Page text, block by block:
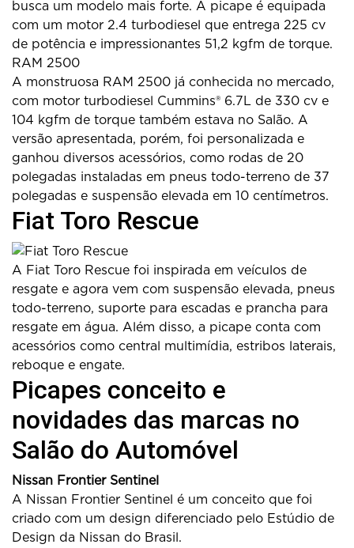
busca um modelo mais forte. A picape é equipada
com um motor 2.4 turbodiesel que entrega 225 cv
de potência e impressionantes 51,2 kgfm de torque.
RAM 2500
A monstruosa RAM 2500 já conhecida no mercado,
com motor turbodiesel Cummins® 6.7L de 330 cv e
104 kgfm de torque também estava no Salão. A
versão apresentada, porém, foi personalizada e
ganhou diversos acessórios, como rodas de 20
polegadas instaladas em pneus todo-terreno de 37
polegadas e suspensão elevada em 10 centímetros.
Fiat Toro Rescue
A Fiat Toro Rescue foi inspirada em veículos de
resgate e agora vem com suspensão elevada, pneus
todo-terreno, suporte para escadas e prancha para
resgate em água. Além disso, a picape conta com
acessórios como central multimídia, estribos laterais,
reboque e engate.
Picapes conceito e
novidades das marcas no
Salão do Automóvel
Nissan Frontier Sentinel
A Nissan Frontier Sentinel é um conceito que foi
criado com um design diferenciado pelo Estúdio de
Design da Nissan do Brasil.